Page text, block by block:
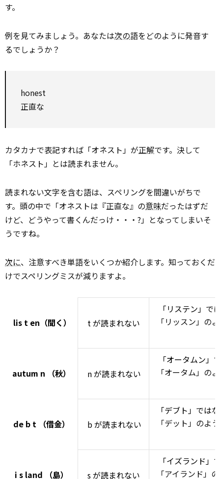
す。
例を見てみましょう。あなたは次の語をどのように発音す
るでしょうか？
honest
正直な
カタカナで表記すれば「オネスト」が正解です。決して
「ホネスト」とは読まれません。
読まれない文字を含む語は、スペリングを間違いがちで
す。頭の中で「オネストは『正直な』の意味だったはずだ
けど、どうやって書くんだっけ・・・?」となってしまいそ
うですね。
次に、注意すべき単語をいくつか紹介します。知っておくだ
けでスペリングミスが減りますよ。
lis t en（聞く） t が読まれない
「リステン」で
「リッスン」の
autum n （秋） n が読まれない
「オータムン」
「オータム」の
de bt （借金） b が読まれない
「デブト」では
「デット」のよ
i sland （島） s が読まれない
「イズランド」
「アイランド」